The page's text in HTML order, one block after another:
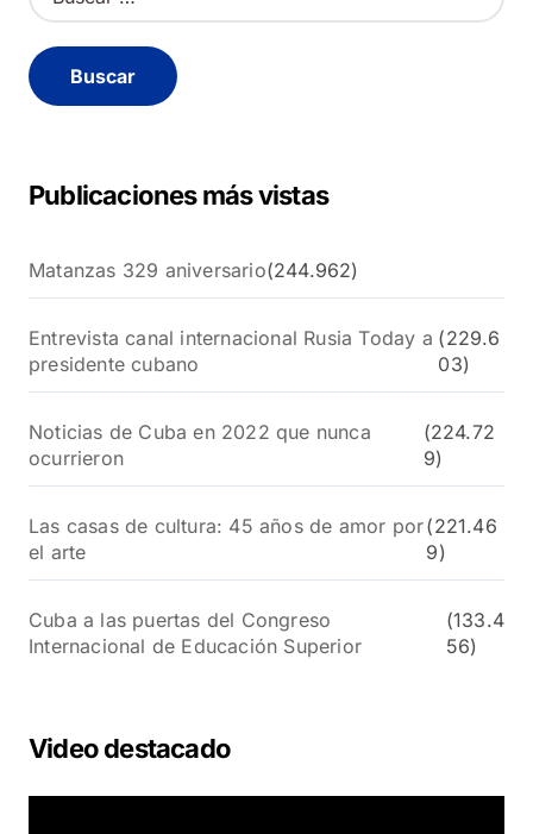
u
c
a
Publicaciones más vistas
Matanzas 329 aniversario(244.962)
Entrevista canal internacional Rusia Today a
presidente cubano
(229.6
03)
Noticias de Cuba en 2022 que nunca
ocurrieron
(224.72
9)
Las casas de cultura: 45 años de amor por
el arte
(221.46
9)
Cuba a las puertas del Congreso
Internacional de Educación Superior
(133.4
56)
Video destacado